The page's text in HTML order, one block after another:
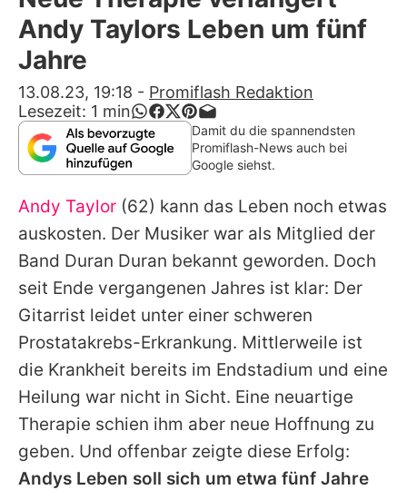
Alle Themen auf Promiflash
App runterladen
Team
Redaktionelle Richtlinien
Impressum
Datenschutzerklärung
Nutzungsbedingungen
Utiq verwalten
Andy Taylors Leben um fünf
Jahre
13.08.23, 19:18 - Promiflash Redaktion
Lesezeit: 1 min
Damit du die spannendsten
Promiflash-News auch bei
Google siehst.
Andy Taylor (62) kann das Leben noch etwas
auskosten. Der Musiker war als Mitglied der
Band Duran Duran bekannt geworden. Doch
seit Ende vergangenen Jahres ist klar: Der
Gitarrist leidet unter einer schweren
Prostatakrebs-Erkrankung. Mittlerweile ist
die Krankheit bereits im Endstadium und eine
Heilung war nicht in Sicht. Eine neuartige
Therapie schien ihm aber neue Hoffnung zu
geben. Und offenbar zeigte diese Erfolg:
Andys Leben soll sich um etwa fünf Jahre